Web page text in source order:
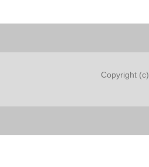
Copyright